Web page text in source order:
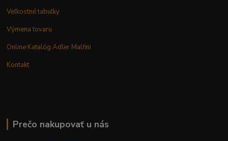
Veľkostné tabuľky
Výmena tovaru
Online Katalóg Adler Malfini
Kontakt
Prečo nakupovať u nás